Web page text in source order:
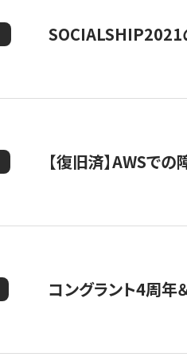
SOCIALSHIP2021
【復旧済】AWSで
コングラント4周